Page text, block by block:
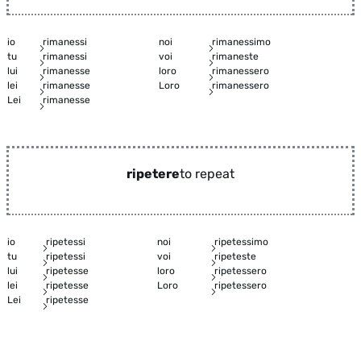
io rimanessi noi
rimanessimo
tu
rimanessi voi
rimaneste
lui
rimanesse loro
rimanessero
lei
rimanesse Loro
rimanessero
Lei
rimanesse
ripetereto repeat
io ripetessi noi
ripetessimo
tu
ripetessi voi
ripeteste
lui
ripetesse loro
ripetessero
lei
ripetesse Loro
ripetessero
Lei
ripetesse